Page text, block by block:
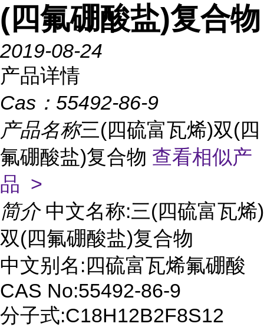
(四氟硼酸盐)复合物
2019-08-24
产品详情
Cas： 55492-86-9
产品名称三(四硫富瓦烯)双(四
氟硼酸盐)复合物 查看相似产
品 >
简介 中文名称:三(四硫富瓦烯)
双(四氟硼酸盐)复合物
中文别名:四硫富瓦烯氟硼酸
CAS No:55492-86-9
分子式:C18H12B2F8S12